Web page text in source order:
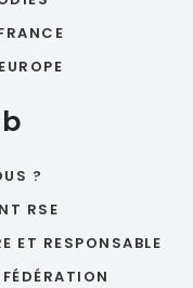
?
RSE
ET RESPONSABLE